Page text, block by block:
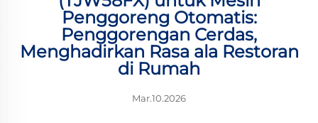
Penggoreng Otomatis:
Penggorengan Cerdas,
Menghadirkan Rasa ala Restoran
di Rumah
Mar.10.2026